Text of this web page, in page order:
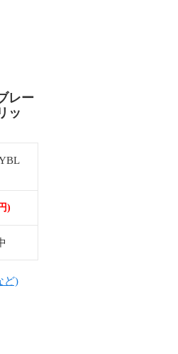
レー
ッ
)
ど)